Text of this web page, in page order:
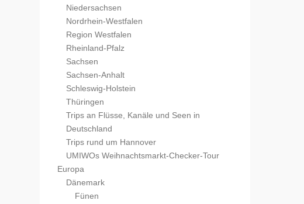
Niedersachsen
Nordrhein-Westfalen
Region Westfalen
Rheinland-Pfalz
Sachsen
Sachsen-Anhalt
Schleswig-Holstein
Thüringen
Trips an Flüsse, Kanäle und Seen in
Deutschland
Trips rund um Hannover
UMIWOs Weihnachtsmarkt-Checker-Tour
Europa
Dänemark
Fünen